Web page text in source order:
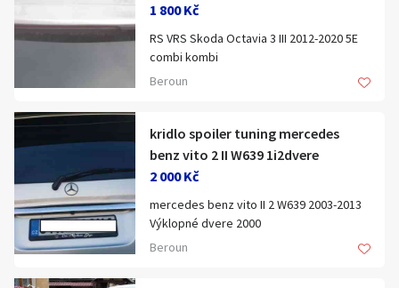
1 800 Kč
RS VRS Skoda Octavia 3 III 2012-2020 5E
combi kombi
Rs 1800
dvere kufr bodykit tuning spojler stresni
na strechu ¨
posilam i postou 250kc. muzu i
Berounsko na laminatu není zadna barva
Beroun
kridlo spoiler tuning mercedes
benz vito 2 II W639 1i2dvere
2 000 Kč
mercedes benz vito II 2 W639 2003-2013
Výklopné dvere 2000
Dvojite dvere 2200kc kridlove dvere
Beroun
Nabídka/poptávka